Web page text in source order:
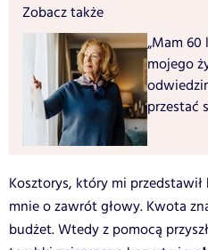
Zobacz także
„Mam
mojego
przestać
Kosztorys, który mi
mnie o zawrót głowy. Kwota
budżet. Wtedy z pomocą